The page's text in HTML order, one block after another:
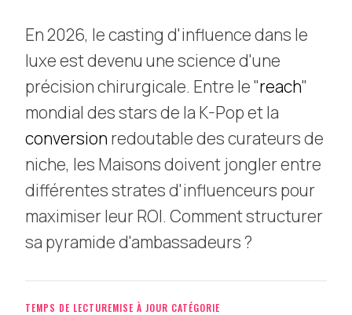
En 2026, le casting d'influence dans le
luxe est devenu une science d'une
précision chirurgicale. Entre le "reach"
mondial des stars de la K-Pop et la
conversion redoutable des curateurs de
niche, les Maisons doivent jongler entre
différentes strates d'influenceurs pour
maximiser leur ROI. Comment structurer
sa pyramide d'ambassadeurs ?
TEMPS DE LECTUREMISE À JOUR CATÉGORIE